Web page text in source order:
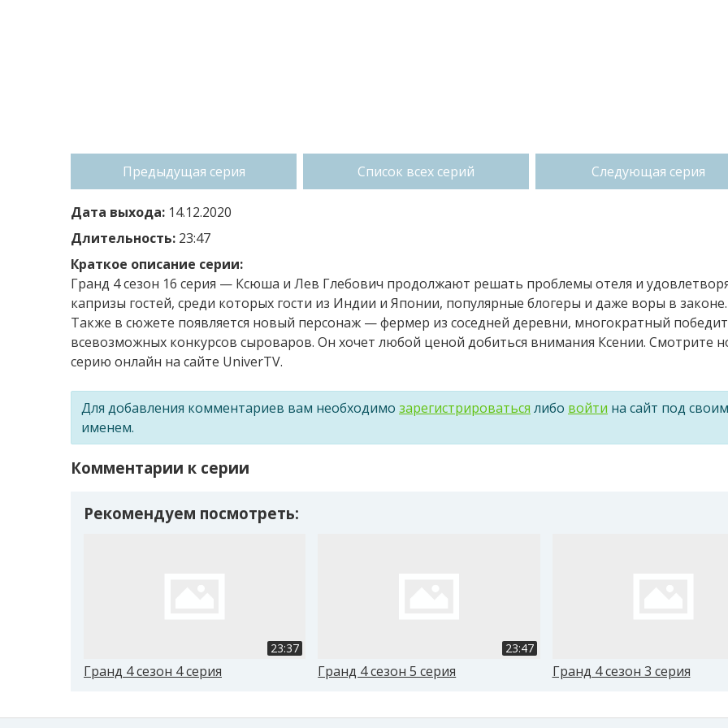
Предыдущая серия Список всех серий Следующая серия
Дата выхода: 14.12.2020
Длительность: 23:47
Краткое описание серии:
Гранд 4 сезон 16 серия — Ксюша и Лев Глебович продолжают решать проблемы отеля и
капризы гостей, среди которых гости из Индии и Японии, популярные блогеры и даже воры в законе.
Также в сюжете появляется новый персонаж — фермер из соседней деревни, многократный
всевозможных конкурсов сыроваров. Он хочет любой ценой добиться внимания Ксении. Смотрите
серию онлайн на сайте UniverTV.
Для добавления комментариев вам необходимо зарегистрироваться либо войти на сайт под своим
именем.
Комментарии к серии
Рекомендуем посмотреть:
23:37
Гранд 4 сезон 4 серия
23:47
Гранд 4 сезон 5 серия Гранд 4 сезон 3 серия